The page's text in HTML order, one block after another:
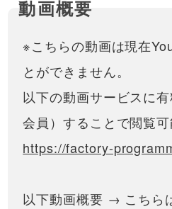
※こちらの動画は現在
とができません。
以下の動画サービスに
会員）することで閲覧可
https://factory-
以下動画概要 → こちら